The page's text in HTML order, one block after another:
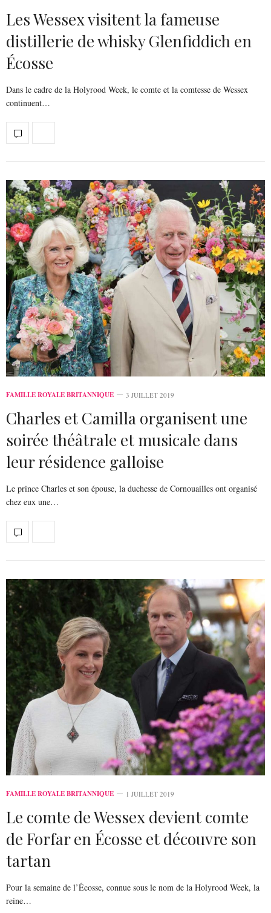
Les Wessex visitent la fameuse
distillerie de whisky Glenfiddich en
Écosse
Dans le cadre de la Holyrood Week, le comte et la comtesse de Wessex
continuent…
FAMILLE ROYALE BRITANNIQUE 3 JUILLET 2019
Charles et Camilla organisent une
soirée théâtrale et musicale dans
leur résidence galloise
Le prince Charles et son épouse, la duchesse de Cornouailles ont organisé
chez eux une…
FAMILLE ROYALE BRITANNIQUE 1 JUILLET 2019
Le comte de Wessex devient comte
de Forfar en Écosse et découvre son
tartan
Pour la semaine de l’Écosse, connue sous le nom de la Holyrood Week, la
reine…